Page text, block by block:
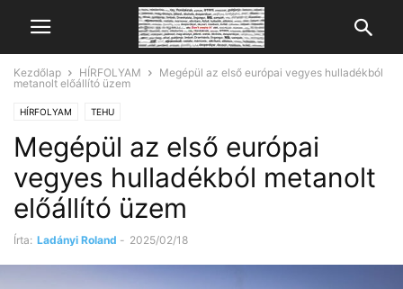
Kezdőlap HÍRFOLYAM
Megépül az első európai vegyes hulladékból
metanolt előállító üzem
HÍRFOLYAM TEHU
Megépül az első európai
vegyes hulladékból metanolt
előállító üzem
Írta: Ladányi Roland - 2025/02/18